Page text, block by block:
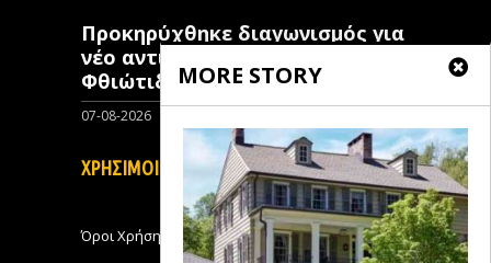
MORE STORY
Προκηρύχθηκε διαγωνισμός για
νέo αντιπλημμυρικό έργο στη
Φθιώτιδα
07-08-2026
ΧΡΗΣΙΜΟΙ ΣΥΝΔΕΣΜΟΙ
Όροι Χρήσης